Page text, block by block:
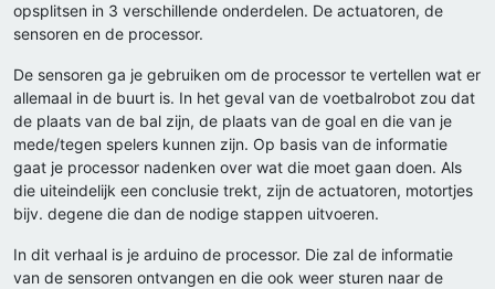
opsplitsen in 3 verschillende onderdelen. De actuatoren, de
sensoren en de processor.
De sensoren ga je gebruiken om de processor te vertellen wat er
allemaal in de buurt is. In het geval van de voetbalrobot zou dat
de plaats van de bal zijn, de plaats van de goal en die van je
mede/tegen spelers kunnen zijn. Op basis van de informatie
gaat je processor nadenken over wat die moet gaan doen. Als
die uiteindelijk een conclusie trekt, zijn de actuatoren, motortjes
bijv. degene die dan de nodige stappen uitvoeren.
In dit verhaal is je arduino de processor. Die zal de informatie
van de sensoren ontvangen en die ook weer sturen naar de